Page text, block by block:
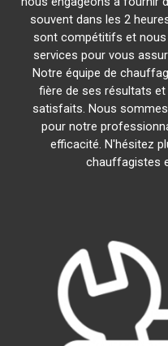
souvent dans les 2
sont compétitifs et
services pour vous
Notre équipe de
fière de ses résultats
satisfaits. Nous
pour notre
efficacité. N'hésitez
chauffagistes